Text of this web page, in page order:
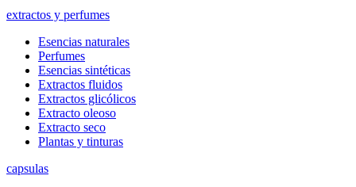
extractos y perfumes
Esencias naturales
Perfumes
Esencias sintéticas
Extractos fluidos
Extractos glicólicos
Extracto oleoso
Extracto seco
Plantas y tinturas
capsulas